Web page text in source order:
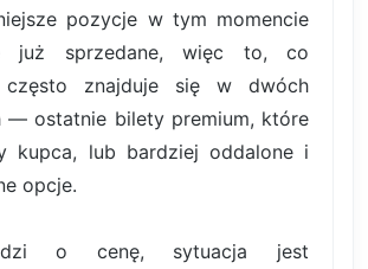
pozycje w tym momencie
już sprzedane, więc to, co
często znajduje się w dwóch
— ostatnie bilety premium, które
kupca, lub bardziej oddalone i
opcje.
o cenę, sytuacja jest